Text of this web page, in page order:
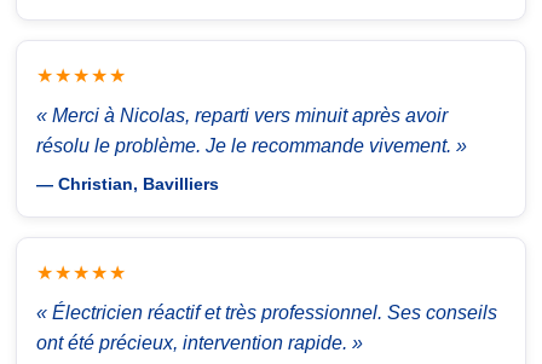
★★★★★
« Merci à Nicolas, reparti vers minuit après avoir
résolu le problème. Je le recommande vivement. »
— Christian, Bavilliers
★★★★★
« Électricien réactif et très professionnel. Ses conseils
ont été précieux, intervention rapide. »